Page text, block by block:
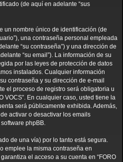
(de aquí en adelante “sus
un nombre único de identificación (de
una contraseña personal empleada
“su contraseña”) y una dirección de
“su email”). La información de su
por las leyes de protección de datos
instalados. Cualquier información
contraseña y su dirección de e-mail
el proceso de registro será obligatoria u
VOCS”. En cualquier caso, usted tiene la
será públicamente exhibida. Además,
activar o desactivar los emails
phpBB.
de una vía) por lo tanto está segura.
emplee la misma contraseña en
el acceso a su cuenta en “FORO